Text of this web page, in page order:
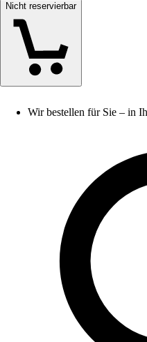
Nicht reservierbar
Wir bestellen für Sie – in